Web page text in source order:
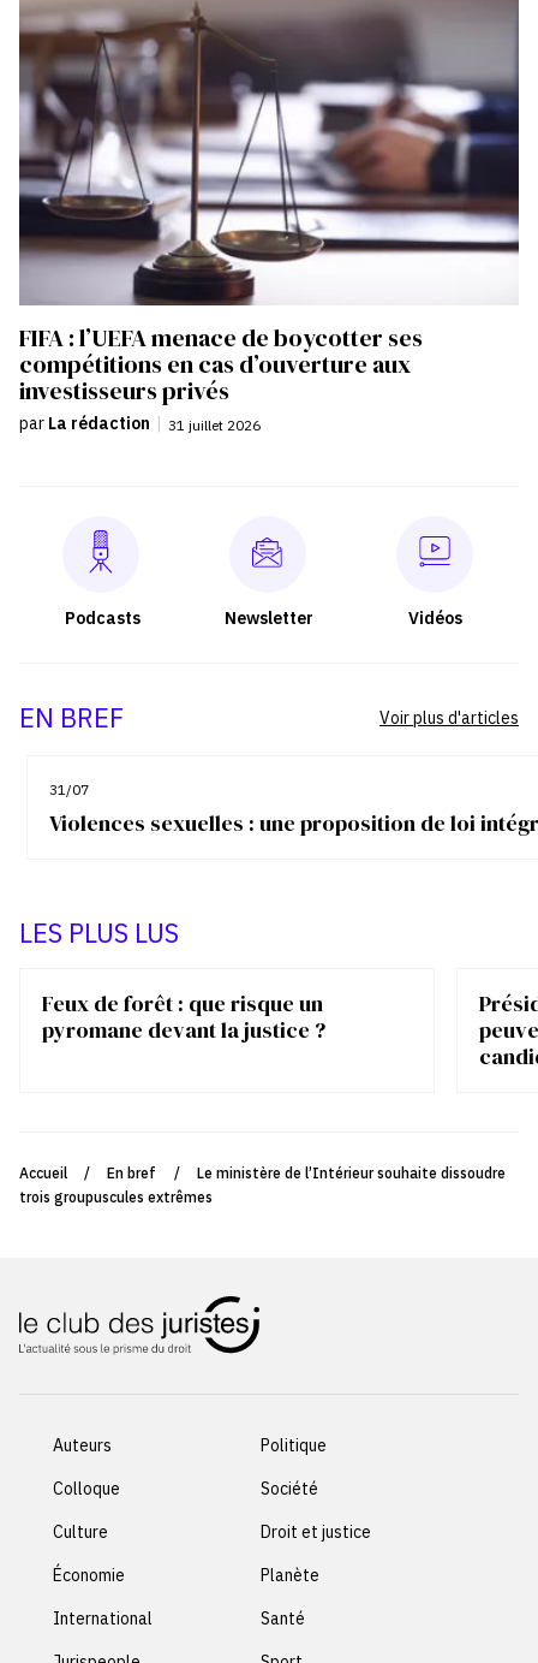
FIFA : l’UEFA menace de boycotter ses
compétitions en cas d’ouverture aux
investisseurs privés
par La rédaction 31 juillet 2026
Podcasts Newsletter Vidéos
EN BREF
31/07
Violences sexuelles : une proposition de loi
Voir plus d'articles
LES PLUS LUS
Feux de forêt : que risque un
pyromane devant la justice ?
Accueil / En bref /
Le ministère de l’Intérieur souhaite dissoudre
trois groupuscules extrêmes
Auteurs
Colloque
Culture
Économie
International
Politique
Société
Droit et justice
Planète
Santé